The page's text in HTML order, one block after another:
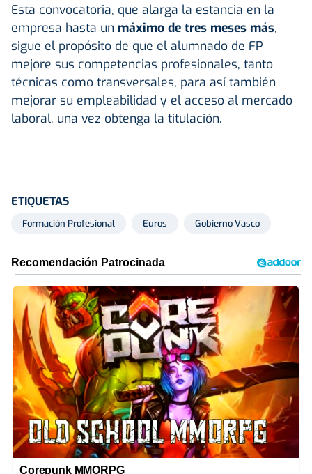
Esta convocatoria, que alarga la estancia en la
empresa hasta un máximo de tres meses más,
sigue el propósito de que el alumnado de FP
mejore sus competencias profesionales, tanto
técnicas como transversales, para así también
mejorar su empleabilidad y el acceso al mercado
laboral, una vez obtenga la titulación.
ETIQUETAS
Formación Profesional Euros Gobierno Vasco
Corepunk MMORPG